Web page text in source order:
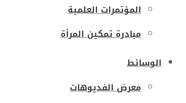
المؤتمرات العلمية
مبادرة تمكين المرأة
الوسائط
معرض الفديوهات